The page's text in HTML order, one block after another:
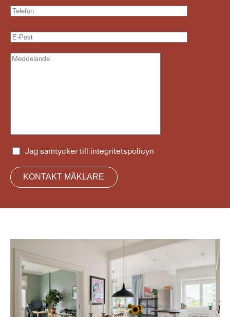
Jag samtycker till integritetspolicyn